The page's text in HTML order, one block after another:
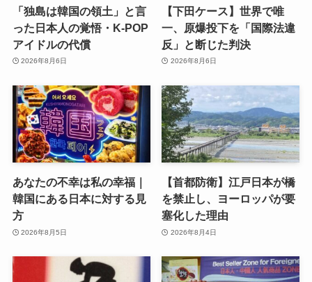
「独島は韓国の領土」と言
った日本人の覚悟・K-POP
アイドルの代償
2026年8月6日
【下田ケース】世界で唯
一、原爆投下を「国際法違
反」と断じた判決
2026年8月6日
あなたの不幸は私の幸福｜
韓国にある日本に対する見
方
2026年8月5日
【首都防衛】江戸日本が橋
を禁止し、ヨーロッパが要
塞化した理由
2026年8月4日